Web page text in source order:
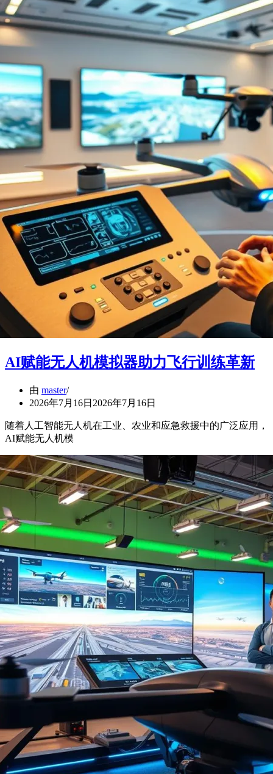
AI赋能无人机模拟器助力飞行训练革新
由 master
2026年7月16日 2026年7月16日
随着人工智能无人机在工业、农业和应急救援中的广泛应用，
AI赋能无人机模